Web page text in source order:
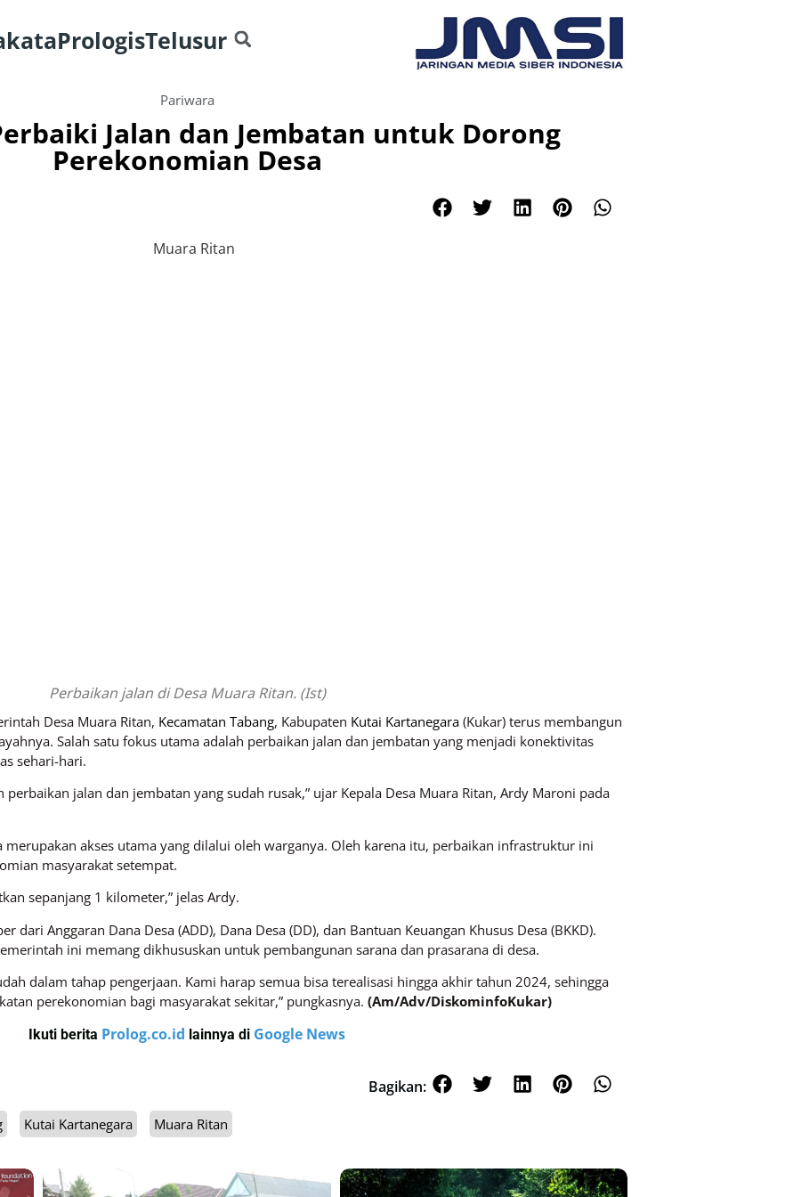
PrologisTelusur
Pariwara
Jalan dan Jembatan untuk Dorong
Perekonomian Desa
Perbaikan jalan di Desa Muara Ritan. (Ist)
Desa Muara Ritan, Kecamatan Tabang, Kabupaten Kutai Kartanegara (Kukar) terus membangun
Salah satu fokus utama adalah perbaikan jalan dan jembatan yang menjadi konektivitas
sehari-hari.
jalan dan jembatan yang sudah rusak,” ujar Kepala Desa Muara Ritan, Ardy Maroni pada
akses utama yang dilalui oleh warganya. Oleh karena itu, perbaikan infrastruktur ini
masyarakat setempat.
sepanjang 1 kilometer,” jelas Ardy.
Anggaran Dana Desa (ADD), Dana Desa (DD), dan Bantuan Keuangan Khusus Desa (BKKD).
ini memang dikhususkan untuk pembangunan sarana dan prasarana di desa.
dalam tahap pengerjaan. Kami harap semua bisa terealisasi hingga akhir tahun 2024, sehingga
perekonomian bagi masyarakat sekitar,” pungkasnya. (Am/Adv/DiskominfoKukar)
Ikuti berita Prolog.co.id lainnya di Google News
Bagikan:
Kutai Kartanegara Muara Ritan